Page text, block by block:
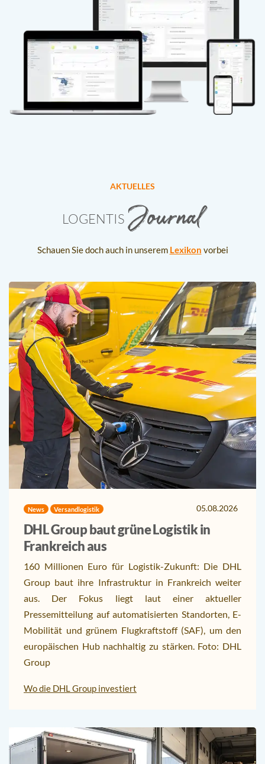
AKTUELLES
LOGENTIS Journal
Schauen Sie doch auch in unserem Lexikon vorbei
News Versandlogistik 05.08.2026
DHL Group baut grüne Logistik in
Frankreich aus
160 Millionen Euro für Logistik-Zukunft: Die DHL
Group baut ihre Infrastruktur in Frankreich weiter
aus. Der Fokus liegt laut einer aktueller
Pressemitteilung auf automatisierten Standorten, E-
Mobilität und grünem Flugkraftstoff (SAF), um den
europäischen Hub nachhaltig zu stärken. Foto: DHL
Group
Wo die DHL Group investiert